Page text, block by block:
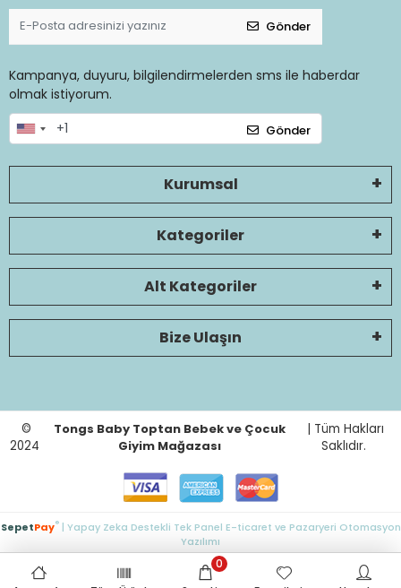
Gönder
Kampanya, duyuru, bilgilendirmelerden sms ile haberdar
olmak istiyorum.
Gönder
Kurumsal
Kategoriler
Alt Kategoriler
Bize Ulaşın
©
2024
Tongs Baby Toptan Bebek ve Çocuk
Giyim Mağazası
| Tüm Hakları
Saklıdır.
0
SepetPay®| Yapay Zeka Destekli Tek Panel E-ticaret ve Pazaryeri Otomasyon
Yazılımı